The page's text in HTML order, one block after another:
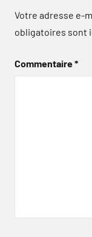
Votre adresse e-
obligatoires sont
Commentaire*